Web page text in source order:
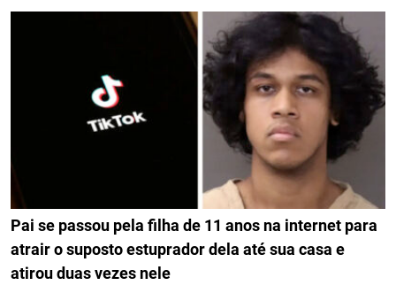
Pai se passou pela filha de 11 anos na internet para
atrair o suposto estuprador dela até sua casa e
atirou duas vezes nele